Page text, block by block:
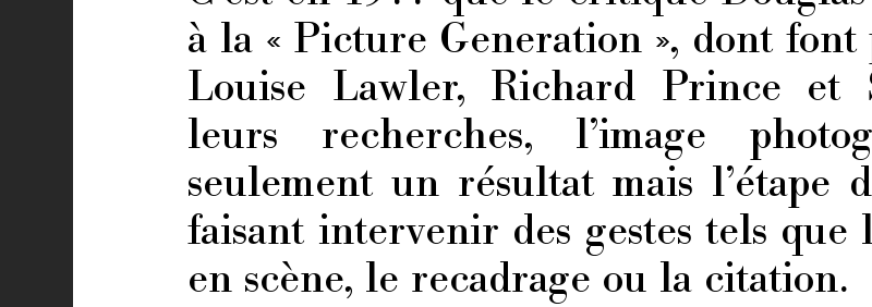
à la « Picture Generation », dont
Louise Lawler, Richard Prince et
leurs recherches, l’image
seulement un résultat mais l’étape
faisant intervenir des gestes tels que
en scène, le recadrage ou la citation.